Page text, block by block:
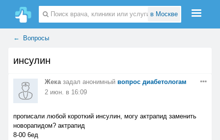
Поиск врача, клиники или услуги...в Москве
Вопросы
инсулин
Жеказадал анонимный вопрос диабетологам
2 июн. в 16:09
прописали любой короткий инсулин, могу актрапид заменить
новорапидом? актрапид
8-00 6ед